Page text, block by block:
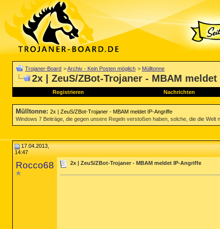
Trojaner-Board >Archiv - Kein Posten möglich > Mülltonne
2x | ZeuS/ZBot-Trojaner - MBAM
Registrieren Nachrichten
Mülltonne: 2x | ZeuS/ZBot-Trojaner - MBAM meldet IP-Angriffe
Windows 7 Beiträge, die gegen unsere Regeln verstoßen haben, solche, die die
17.04.2013,
14:47
Rocco68 2x | ZeuS/ZBot-Trojaner - MBAM meldet IP-Angriffe